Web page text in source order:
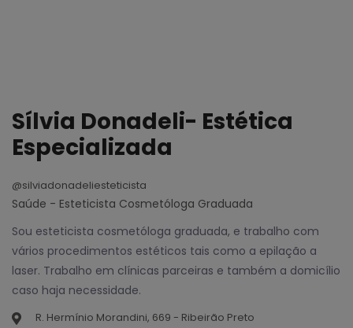
Sílvia Donadeli- Estética
Especializada
@silviadonadeliesteticista
Saúde - Esteticista Cosmetóloga Graduada
Sou esteticista cosmetóloga graduada, e trabalho com
vários procedimentos estéticos tais como a epilação a
laser. Trabalho em clínicas parceiras e também a domicílio
caso haja necessidade.
R. Hermínio Morandini, 669 - Ribeirão Preto